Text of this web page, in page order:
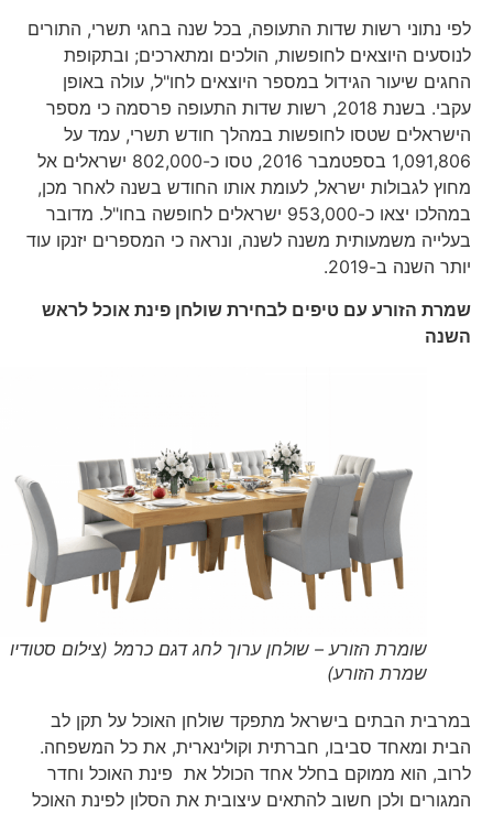
לפי נתוני רשות שדות התעופה, בכל שנה בחגי תשרי, התורים
לנוסעים היוצאים לחופשות, הולכים ומתארכים; ובתקופת
החגים שיעור הגידול במספר היוצאים לחו"ל, עולה באופן
עקבי. בשנת 2018, רשות שדות התעופה פרסמה כי מספר
הישראלים שטסו לחופשות במהלך חודש תשרי, עמד על
1,091,806 בספטמבר 2016, טסו כ-802,000 ישראלים אל
מחוץ לגבולות ישראל, לעומת אותו החודש בשנה לאחר מכן,
במהלכו יצאו כ-953,000 ישראלים לחופשה בחו"ל. מדובר
בעלייה משמעותית משנה לשנה, ונראה כי המספרים יזנקו עוד
יותר השנה ב-2019.
שמרת הזורע עם טיפים לבחירת שולחן פינת אוכל לראש
השנה
שומרת הזורע – שולחן ערוך לחג דגם כרמל (צילום סטודיו
שמרת הזורע)
במרבית הבתים בישראל מתפקד שולחן האוכל על תקן לב
הבית ומאחד סביבו, חברתית וקולינארית, את כל המשפחה.
לרוב, הוא ממוקם בחלל אחד הכולל את פינת האוכל וחדר
המגורים ולכן חשוב להתאים עיצובית את הסלון לפינת האוכל